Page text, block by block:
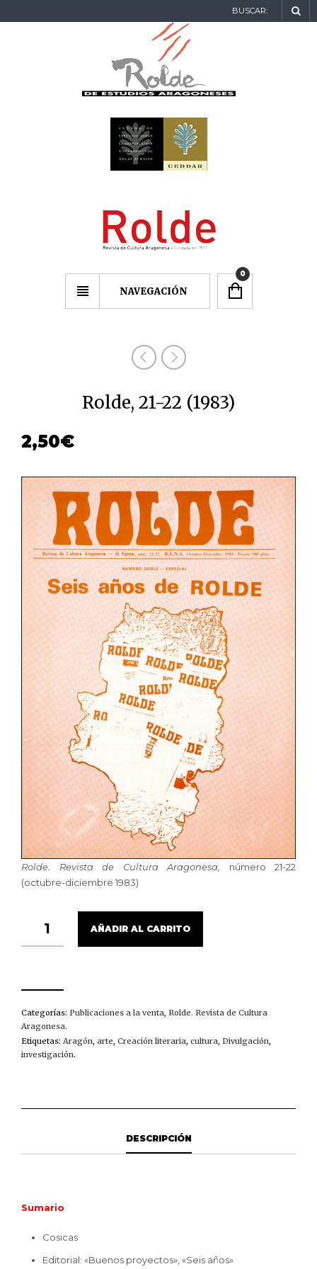
BUSCAR:
NAVEGACIÓN
0
Rolde, 21-22 (1983)
2,50€
Rolde. Revista de Cultura Aragonesa,
número 21-22
(octubre-diciembre 1983)
22
AÑADIR AL CARRITO
Categorías: Publicaciones a la venta, Rolde. Revista de Cultura
Aragonesa.
Etiquetas: Aragón, arte, Creación literaria, cultura, Divulgación,
investigación.
DESCRIPCIÓN
Sumario
Cosicas
Editorial: «Buenos proyectos», «Seis años»